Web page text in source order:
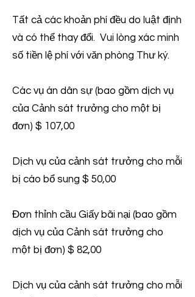
Tất cả các khoản phí đều do luật định
và có thể thay đổi. Vui lòng xác minh
số tiền lệ phí với văn phòng Thư ký.
Các vụ án dân sự (bao gồm dịch vụ
của Cảnh sát trưởng cho một bị
đơn) $ 107,00
Dịch vụ của cảnh sát trưởng cho mỗi
bị cáo bổ sung $ 50,00
Đơn thỉnh cầu Giấy bãi nại (bao gồm
dịch vụ của Cảnh sát trưởng cho
một bị đơn) $ 82,00
Dịch vụ của cảnh sát trưởng cho mỗi